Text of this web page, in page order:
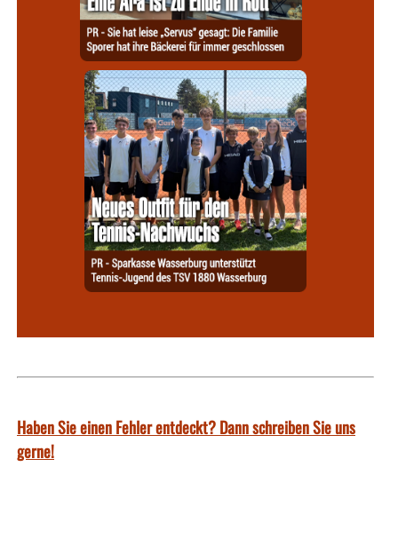
Haben Sie einen Fehler entdeckt? Dann schreiben Sie uns
gerne!